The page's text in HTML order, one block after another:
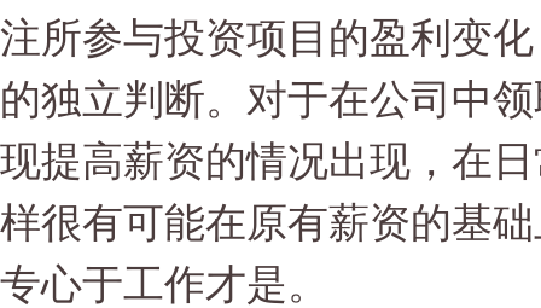
注所参与投资项目的盈利变
的独立判断。对于在公司中
现提高薪资的情况出现，在
样很有可能在原有薪资的基
专心于工作才是。